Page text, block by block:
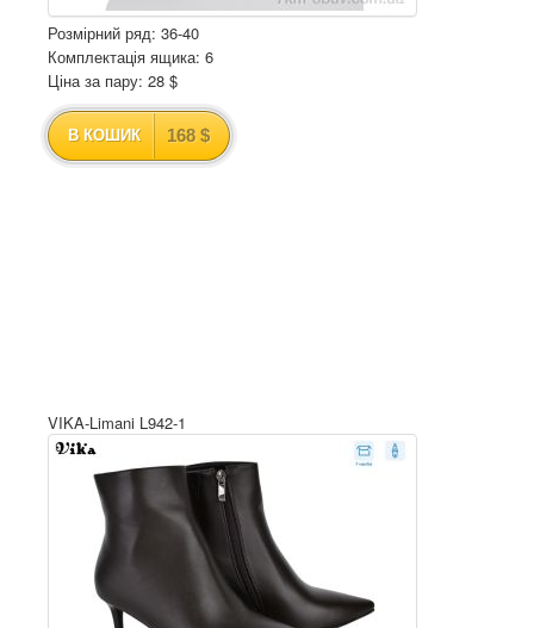
Розмірний ряд: 36-40
Комплектація ящика: 6
Ціна за пару: 28 $
В КОШИК 168 $
VIKA-Limani L942-1